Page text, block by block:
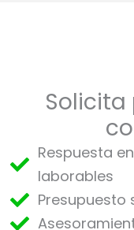
Solicita
Respuesta
laborables
Presupuesto